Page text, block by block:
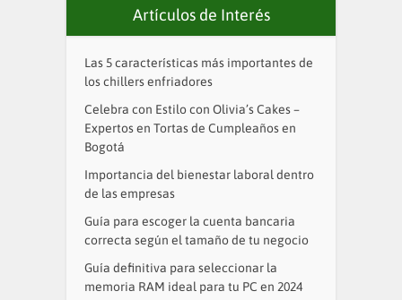
Artículos de Interés
Las 5 características más importantes de
los chillers enfriadores
Celebra con Estilo con Olivia’s Cakes –
Expertos en Tortas de Cumpleaños en
Bogotá
Importancia del bienestar laboral dentro
de las empresas
Guía para escoger la cuenta bancaria
correcta según el tamaño de tu negocio
Guía definitiva para seleccionar la
memoria RAM ideal para tu PC en 2024